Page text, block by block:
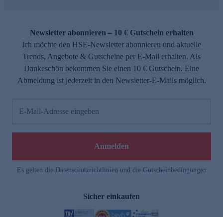
Newsletter abonnieren – 10 € Gutschein erhalten
Ich möchte den HSE-Newsletter abonnieren und aktuelle
Trends, Angebote & Gutscheine per E-Mail erhalten. Als
Dankeschön bekommen Sie einen 10 € Gutschein. Eine
Abmeldung ist jederzeit in den Newsletter-E-Mails möglich.
E-Mail-Adresse eingeben
Anmelden
Es gelten die Datenschutzrichtlinien und die Gutscheinbedingungen
Sicher einkaufen